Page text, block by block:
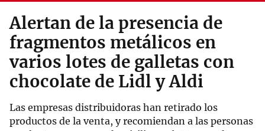
Alertan de la presencia de
fragmentos metálicos en
varios lotes de galletas con
chocolate de Lidl y Aldi
Las empresas distribuidoras han retirado los
productos de la venta, y recomiendan a las personas